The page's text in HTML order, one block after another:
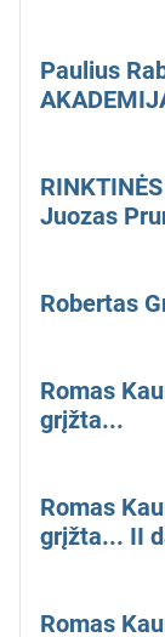
Paulius
Juozas
Robertas
Romas
grįžta...
Romas
grįžta... II
Romas